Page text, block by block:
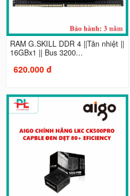
RAM G.SKILL DDR 4 ||Tản nhiệt ||
16GBx1 || Bus 3200...
620.000 đ